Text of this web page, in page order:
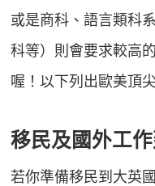
或是商科、語言類科
科等）則會要求較高
喔！以下列出歐美頂
移民及國外工
若你準備移民到大英